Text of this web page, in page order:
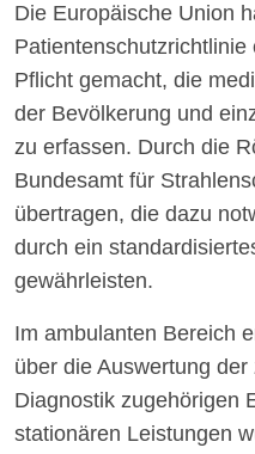
Die Europäische Union
Pflicht gemacht, die
der Bevölkerung und
zu erfassen. Durch die
Bundesamt für
übertragen, die dazu
durch ein
gewährleisten.
Im ambulanten Bereich
über die Auswertung
Diagnostik zugehörigen
stationären Leistungen